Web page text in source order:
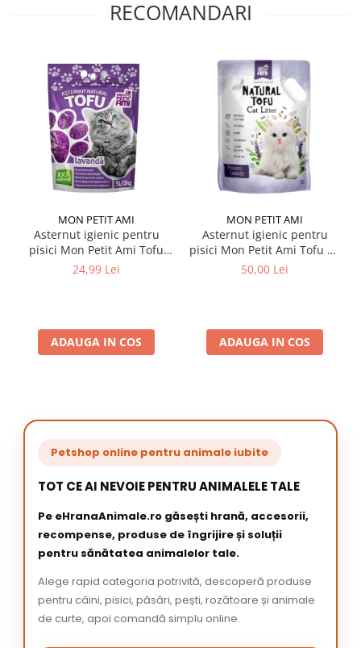
RECOMANDARI
MON PETIT AMI
Asternut igienic pentru
pisici Mon Petit Ami Tofu
Lavanda 5L / 2 Kg
24,99 Lei
ADAUGA IN COS
MON PETIT AMI
Asternut igienic pentru
pisici Mon Petit Ami Tofu cu
Lavanda 10L
50,00 Lei
ADAUGA IN COS
Petshop online pentru animale iubite
TOT CE AI NEVOIE PENTRU ANIMALELE TALE
Pe eHranaAnimale.ro găsești hrană, accesorii,
recompense, produse de îngrijire și soluții
pentru sănătatea animalelor tale.
Alege rapid categoria potrivită, descoperă produse
pentru câini, pisici, păsări, pești, rozătoare și animale
de curte, apoi comandă simplu online.